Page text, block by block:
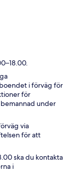
i förväg för
för
under
via
för att
ska du kontakta
i